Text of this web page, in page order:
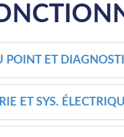
POINT ET
ET SYS.